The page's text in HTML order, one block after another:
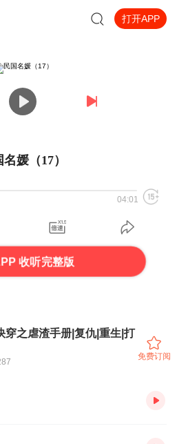
打开APP
媛（17）
04:01
收听完整版
穿之虐渣手册|复仇|重生|打
免费订阅